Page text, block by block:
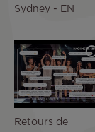
Sydney - EN
Retours de